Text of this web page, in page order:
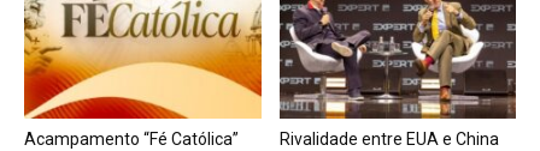
Acampamento “Fé Católica”
Rivalidade entre EUA e China